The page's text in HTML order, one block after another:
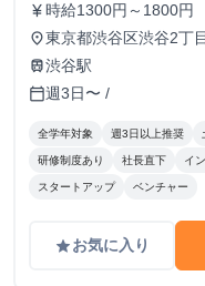
currency_yen 時給1300円～1800円
place東京都渋谷区渋谷2
train渋谷駅
calendar_today週3日〜 /
全学年対象 週3日以上推奨
研修制度あり 社長直下 イ
スタートアップ ベンチャー
gradeお気に入り